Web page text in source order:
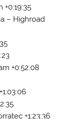
+0:19:35
– Highroad
+0:52:08
+1:23:36